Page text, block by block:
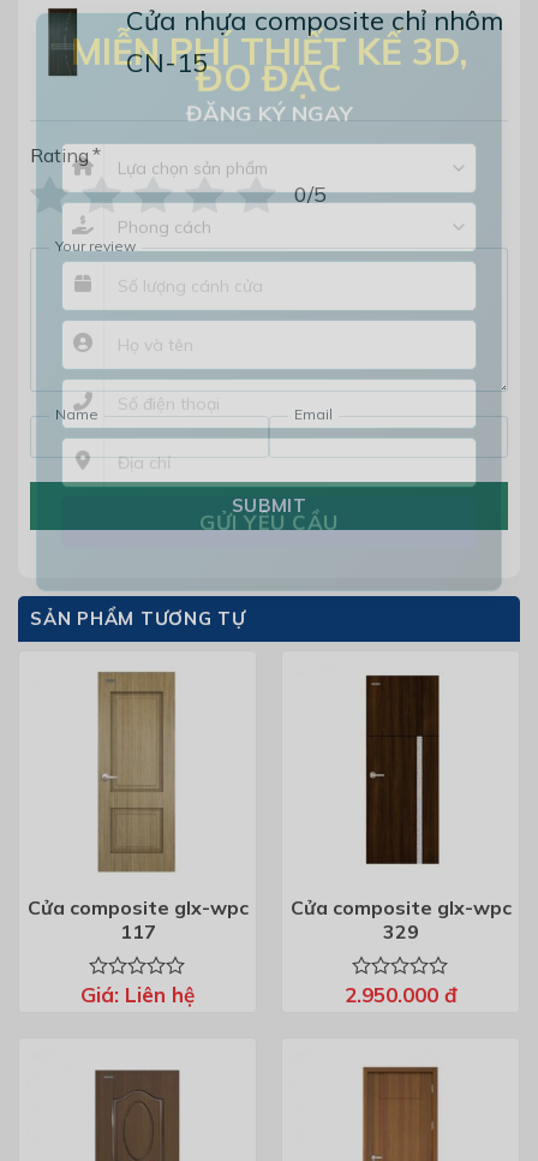
MIỄN PHÍ THIẾT KẾ 3D,
ĐO ĐẠC
ĐĂNG KÝ NGAY
×
Cửa nhựa composite chỉ nhôm
CN-15
Rating*
0/5
Your review
Name Email
SUBMIT
SẢN PHẨM TƯƠNG TỰ
Cửa composite glx-wpc
117
Được
5
Giá: Liên hệ
Cửa composite glx-wpc
329
Được
2.950.000 đ